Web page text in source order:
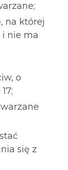
na której
i nie ma
o
się z